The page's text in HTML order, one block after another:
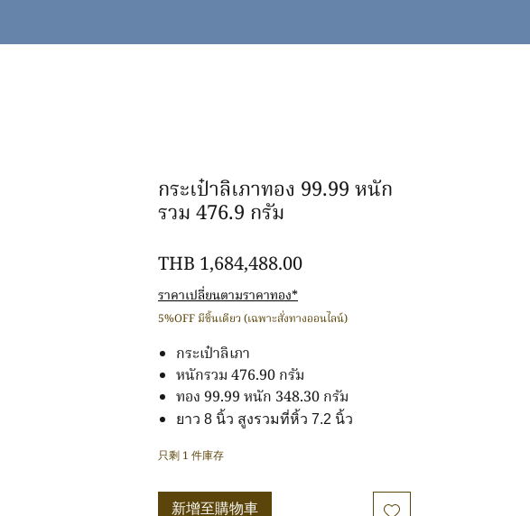
กระเป๋าลิเภาทอง 99.99 หนัก
รวม 476.9 กรัม
THB 1,684,488.00價
ราคาเปลี่ยนตามราคาทอง*
5%OFF มีชิ้นเดียว (เฉพาะสั่งทางออนไลน์)
กระเป๋าลิเภา
หนักรวม 476.90 กรัม
ทอง 99.99 หนัก 348.30 กรัม
ยาว 8 นิ้ว สูงรวมที่หิ้ว 7.2 นิ้ว
只剩 1 件庫存
新增至購物車